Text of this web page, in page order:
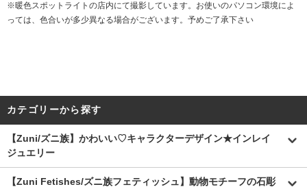
※暖色スポットライトの店内にて撮影しています。お使いのパソコン環境によ
っては、色合いが多少異なる場合がございます。予めご了承下さい
カテゴリーから探す
【Zuni/ズニ族】かわいい♡キャラクターデザイン★インレイ
ジュエリー
【Zuni Fetishes/ズニ族フェティッシュ】動物モチーフの石彫